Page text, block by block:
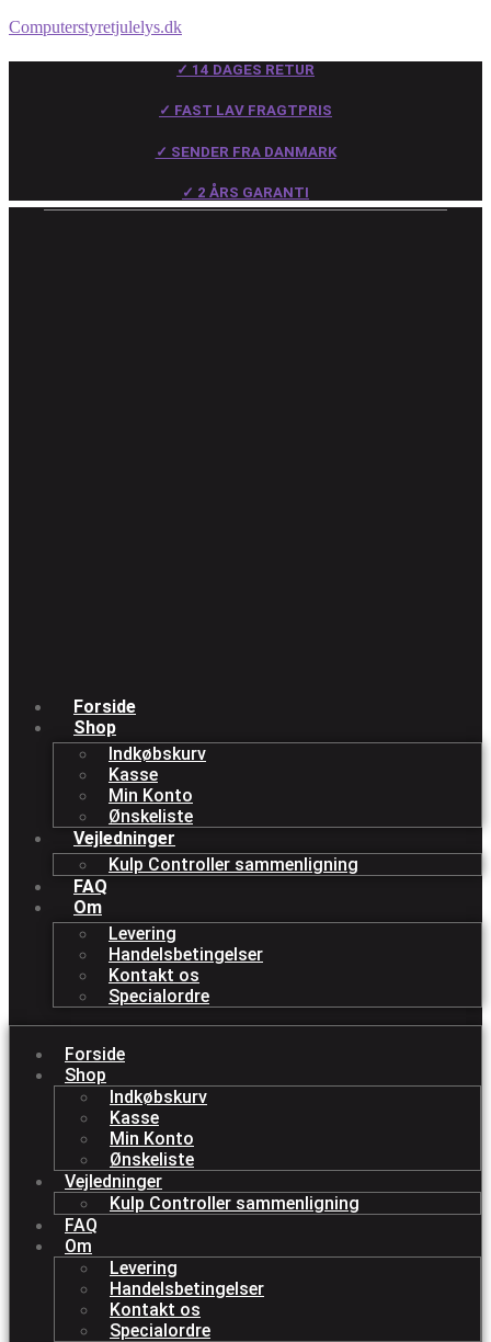
Computerstyretjulelys.dk
✓ 14 DAGES RETUR
✓ FAST LAV FRAGTPRIS
✓ SENDER FRA DANMARK
✓ 2 ÅRS GARANTI
Forside
Shop
Indkøbskurv
Kasse
Min Konto
Ønskeliste
Vejledninger
Kulp Controller sammenligning
FAQ
Om
Levering
Handelsbetingelser
Kontakt os
Specialordre
Forside
Shop
Indkøbskurv
Kasse
Min Konto
Ønskeliste
Vejledninger
Kulp Controller sammenligning
FAQ
Om
Levering
Handelsbetingelser
Kontakt os
Specialordre